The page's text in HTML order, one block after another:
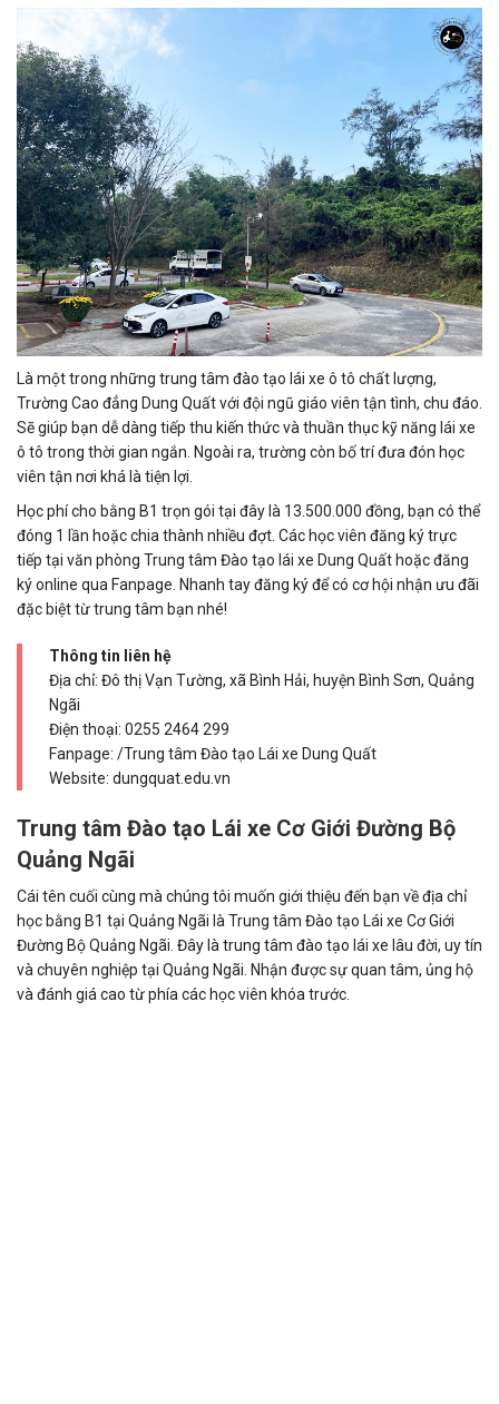
Là một trong những trung tâm đào tạo lái xe ô tô chất lượng,
Trường Cao đẳng Dung Quất với đội ngũ giáo viên tận tình, chu đáo.
Sẽ giúp bạn dễ dàng tiếp thu kiến thức và thuần thục kỹ năng lái xe
ô tô trong thời gian ngắn. Ngoài ra, trường còn bố trí đưa đón học
viên tận nơi khá là tiện lợi.
Học phí cho bằng B1 trọn gói tại đây là 13.500.000 đồng, bạn có thể
đóng 1 lần hoặc chia thành nhiều đợt. Các học viên đăng ký trực
tiếp tại văn phòng Trung tâm Đào tạo lái xe Dung Quất hoặc đăng
ký online qua Fanpage. Nhanh tay đăng ký để có cơ hội nhận ưu đãi
đặc biệt từ trung tâm bạn nhé!
Thông tin liên hệ
Địa chỉ: Đô thị Vạn Tường, xã Bình Hải, huyện Bình Sơn, Quảng
Ngãi
Điện thoại: 0255 2464 299
Fanpage: /Trung tâm Đào tạo Lái xe Dung Quất
Website: dungquat.edu.vn
Trung tâm Đào tạo Lái xe Cơ Giới Đường Bộ
Quảng Ngãi
Cái tên cuối cùng mà chúng tôi muốn giới thiệu đến bạn về địa chỉ
học bằng B1 tại Quảng Ngãi là Trung tâm Đào tạo Lái xe Cơ Giới
Đường Bộ Quảng Ngãi. Đây là trung tâm đào tạo lái xe lâu đời, uy tín
và chuyên nghiệp tại Quảng Ngãi. Nhận được sự quan tâm, ủng hộ
và đánh giá cao từ phía các học viên khóa trước.